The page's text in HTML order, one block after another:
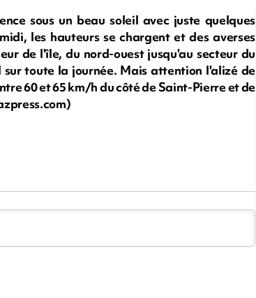
sous un beau soleil avec juste quelques
les hauteurs se chargent et des averses
de l'île, du nord-ouest jusqu'au secteur du
toute la journée. Mais attention l'alizé de
60 et 65 km/h du côté de Saint-Pierre et de